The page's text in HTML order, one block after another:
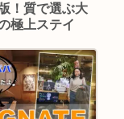
！質で選ぶ大
極上ステイ